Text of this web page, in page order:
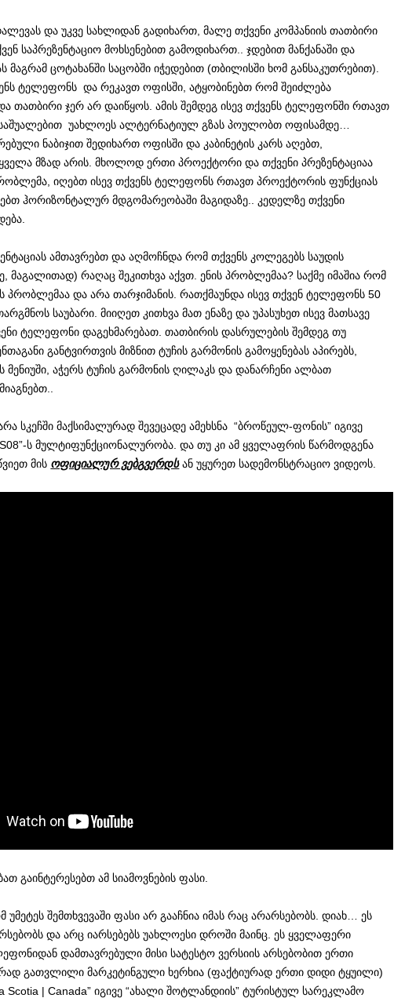
და უკვე სახლიდან გადიხართ, მალე თქვენი კომპანიის თათბირი
საპრეზენტაციო მოხსენებით გამოდიხართ.. ჯდებით მანქანაში და
მაგრამ ცოტახანში საცობში იჭედებით (თბილისში ხომ განსაკუთრებით).
ტელეფონს და რეკავთ ოფისში, ატყობინებთ რომ შეიძლება
თათბირი ჯერ არ დაიწყოს. ამის შემდეგ ისევ თქვენს ტელეფონში რთავთ
საშუალებით უახლოეს ალტერნატიულ გზას პოულობთ ოფისამდე…
ნაბიჯით შედიხართ ოფისში და კაბინეტის კარს აღებთ,
მზად არის. მხოლოდ ერთი პროექტორი და თქვენი პრეზენტაციაა
იღებთ ისევ თქვენს ტელეფონს რთავთ პროექტორის ფუნქციას
ჰორიზონტალურ მდგომარეობაში მაგიდაზე.. კედელზე თქვენი
ამთავრებთ და აღმოჩნდა რომ თქვენს კოლეგებს საუდის
მაგალითად) რაღაც შეკითხვა აქვთ. ენის პრობლემაა? საქმე იმაშია რომ
პრობლემაა და არა თარჯიმანის. რათქმაუნდა ისევ თქვენ ტელეფონს 50
საუბარი. მიიღეთ კითხვა მათ ენაზე და უპასუხეთ ისევ მათსავე
ტელეფონი დაგეხმარებათ. თათბირის დასრულების შემდეგ თუ
განტვირთვის მიზნით ტუჩის გარმონის გამოყენებას აპირებს,
აჭერს ტუჩის გარმონის ღილაკს და დანარჩენი ალბათ
სკეჩში მაქსიმალურად შევეცადე ამეხსნა “ბროწეულ-ფონის” იგივე
ს მულტიფუნქციონალურობა. და თუ კი ამ ყველაფრის წარმოდგენა
მის ოფიციალურ ვებგვერდსან უყურეთ სადემონსტრაციო ვიდეოს.
გაინტერესებთ ამ სიამოვნების ფასი.
უმეტეს შემთხვევაში ფასი არ გააჩნია იმას რაც არარსებობს. დიახ… ეს
და არც იარსებებს უახლოესი დროში მაინც. ეს ყველაფერი
დამთავრებული მისი სატესტო ვერსიის არსებობით ერთი
გათვლილი მარკეტინგული ხერხია (ფაქტიურად ერთი დიდი ტყუილი)
Scotia | Canada” იგივე “ახალი შოტლანდიის” ტურისტულ სარეკლამო